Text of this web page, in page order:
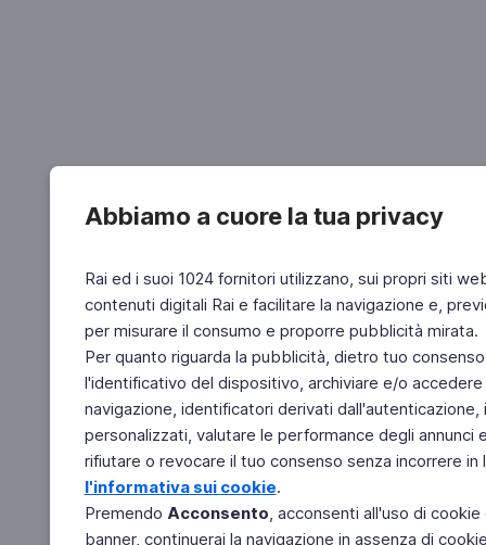
Abbiamo a cuore la tua privacy
Rai ed i suoi 1024 fornitori utilizzano, sui propri siti
contenuti digitali Rai e facilitare la navigazione e,
per misurare il consumo e proporre pubblicità mirata.
Per quanto riguarda la pubblicità, dietro tuo
l'identificativo del dispositivo, archiviare e/o
navigazione, identificatori derivati
personalizzati, valutare le performance degli
rifiutare o revocare il tuo consenso senza incorrere
l'informativa sui cookie.
Premendo Acconsento, acconsenti all'uso di
banner, continuerai la navigazione in assenza di